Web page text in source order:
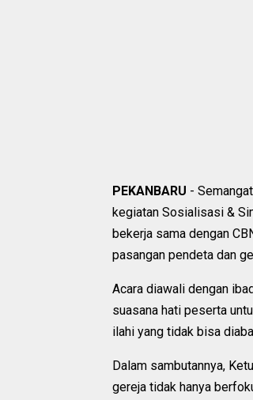
PEKANBARU -
kegiatan Sosialisasi &
bekerja sama dengan
pasangan pendeta dan
Acara diawali dengan
suasana hati peserta
ilahi yang tidak bisa
Dalam sambutannya,
gereja tidak hanya